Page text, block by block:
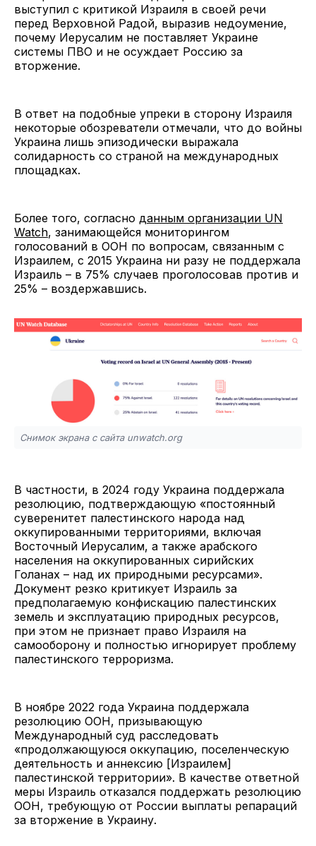
выступил с критикой Израиля в своей речи
перед Верховной Радой, выразив недоумение,
почему Иерусалим не поставляет Украине
системы ПВО и не осуждает Россию за
вторжение.
В ответ на подобные упреки в сторону Израиля
некоторые обозреватели отмечали, что до войны
Украина лишь эпизодически выражала
солидарность со страной на международных
площадках.
Более того, согласно данным организации UN
Watch, занимающейся мониторингом
голосований в ООН по вопросам, связанным с
Израилем, с 2015 Украина ни разу не поддержала
Израиль – в 75% случаев проголосовав против и
25% – воздержавшись.
Снимок экрана с сайта unwatch.org
В частности, в 2024 году Украина поддержала
резолюцию, подтверждающую «постоянный
суверенитет палестинского народа над
оккупированными территориями, включая
Восточный Иерусалим, а также арабского
населения на оккупированных сирийских
Голанах – над их природными ресурсами».
Документ резко критикует Израиль за
предполагаемую конфискацию палестинских
земель и эксплуатацию природных ресурсов,
при этом не признает право Израиля на
самооборону и полностью игнорирует проблему
палестинского терроризма.
В ноябре 2022 года Украина поддержала
резолюцию ООН, призывающую
Международный суд расследовать
«продолжающуюся оккупацию, поселенческую
деятельность и аннексию [Израилем]
палестинской территории». В качестве ответной
меры Израиль отказался поддержать резолюцию
ООН, требующую от России выплаты репараций
за вторжение в Украину.